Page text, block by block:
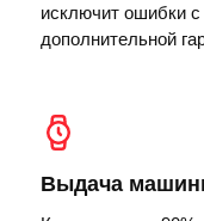
исключит ошибки
дополнительной
Выдача